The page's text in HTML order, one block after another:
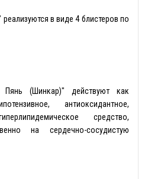
реализуются в виде 4 блистеров по
(Шинкар)" действуют как
антиоксидантное,
средство,
на сердечно-сосудистую